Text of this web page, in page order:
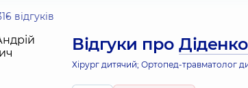
відгуків
Відгуки про
Хірург дитячий; Ортопед-травматолог